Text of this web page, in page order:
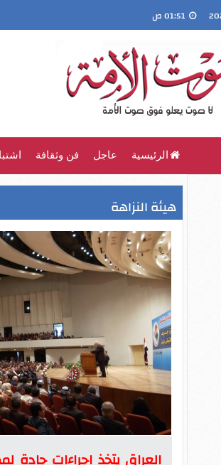
الرئيسية عاجل فن وثقافة
هيئة النزاهة